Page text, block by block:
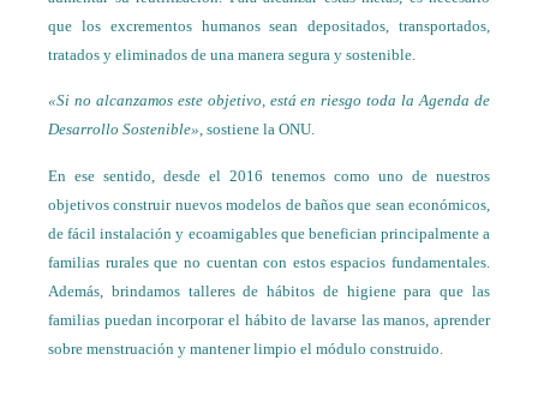
que los excrementos humanos sean depositados, transportados,
tratados y eliminados de una manera segura y sostenible.
«Si no alcanzamos este objetivo, está en riesgo toda la Agenda de
Desarrollo Sostenible», sostiene la ONU.
En ese sentido, desde el 2016 tenemos como uno de nuestros
objetivos construir nuevos modelos de baños que sean económicos,
de fácil instalación y ecoamigables que benefician principalmente a
familias rurales que no cuentan con estos espacios fundamentales.
Además, brindamos talleres de hábitos de higiene para que las
familias puedan incorporar el hábito de lavarse las manos, aprender
sobre menstruación y mantener limpio el módulo construido.